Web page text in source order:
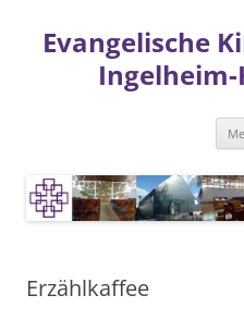
springen
Evangelische
Erzählkaffee